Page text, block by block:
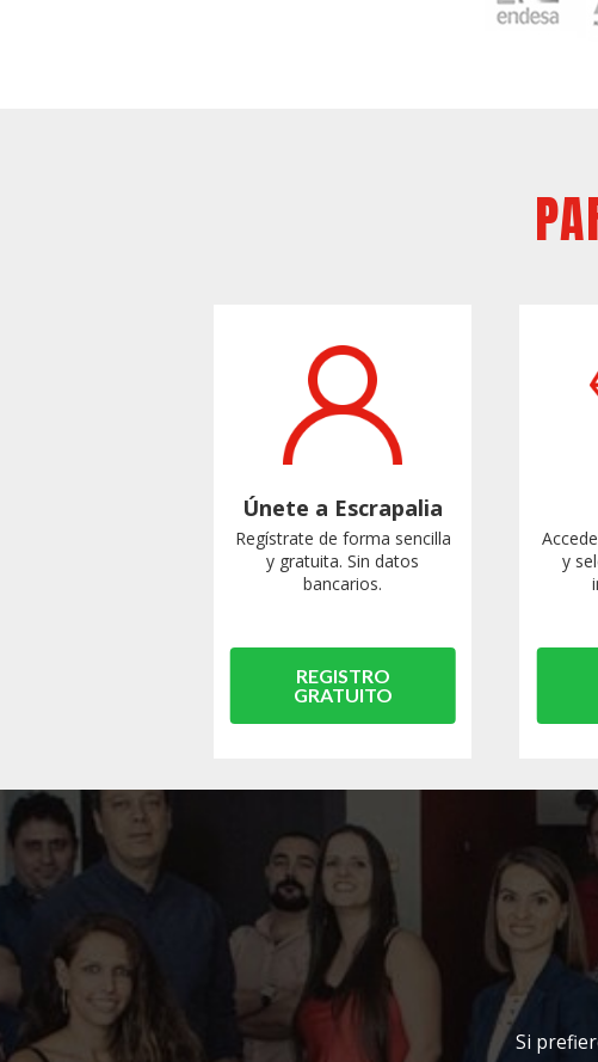
Únete a Escrapalia
Regístrate de forma sencilla
y gratuita. Sin datos
bancarios.
REGISTRO
GRATUITO
y
Si